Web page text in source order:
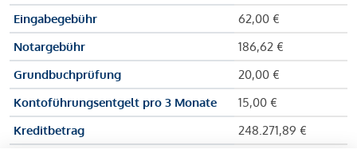
Eingabegebühr
62,00 €
Notargebühr
186,62 €
Grundbuchprüfung
20,00 €
Kontoführungsentgelt pro 3 Monate
15,00 €
Kreditbetrag
248.271,89 €